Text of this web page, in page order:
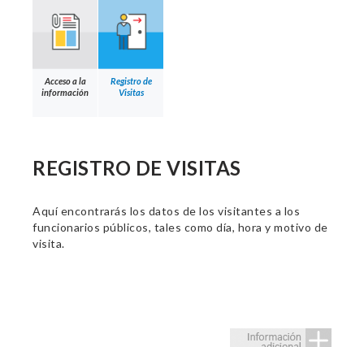
Acceso a la
información
Registro de
Visitas
REGISTRO DE VISITAS
Aquí encontrarás los datos de los visitantes a los
funcionarios públicos, tales como día, hora y motivo de
visita.